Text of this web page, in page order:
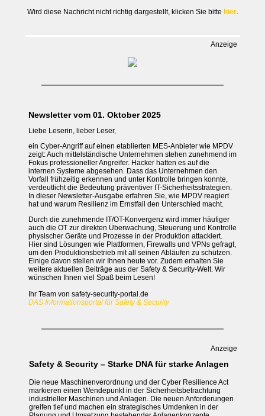
Wird diese Nachricht nicht richtig dargestellt, klicken Sie bitte hier.
Anzeige
Newsletter vom 01. Oktober 2025
Liebe Leserin, lieber Leser,
ein Cyber-Angriff auf einen etablierten MES-Anbieter wie MPDV
zeigt: Auch mittelständische Unternehmen stehen zunehmend im
Fokus professioneller Angreifer. Hacker hatten es auf die
internen Systeme abgesehen. Dass das Unternehmen den
Vorfall frühzeitig erkennen und unter Kontrolle bringen konnte,
verdeutlicht die Bedeutung präventiver IT-Sicherheitsstrategien.
In dieser Newsletter-Ausgabe erfahren Sie, wie MPDV reagiert
hat und warum Resilienz im Ernstfall den Unterschied macht.
Durch die zunehmende IT/OT-Konvergenz wird immer häufiger
auch die OT zur direkten Überwachung, Steuerung und Kontrolle
physischer Geräte und Prozesse in der Produktion attackiert.
Hier sind Lösungen wie Plattformen, Firewalls und VPNs gefragt,
um den Produktionsbetrieb mit all seinen Abläufen zu schützen.
Einige davon stellen wir Ihnen heute vor. Zudem erhalten Sie
weitere aktuellen Beiträge aus der Safety & Security-Welt. Wir
wünschen Ihnen viel Spaß beim Lesen!
Ihr Team von safety-security-portal.de
DAS Informationsportal für Safety & Security
Anzeige
Safety & Security – Starke DNA für starke Anlagen
Die neue Maschinenverordnung und der Cyber Resilience Act
markieren einen Wendepunkt in der Sicherheitsbetrachtung
industrieller Maschinen und Anlagen. Die neuen Anforderungen
greifen tief und machen ein strategisches Umdenken in der